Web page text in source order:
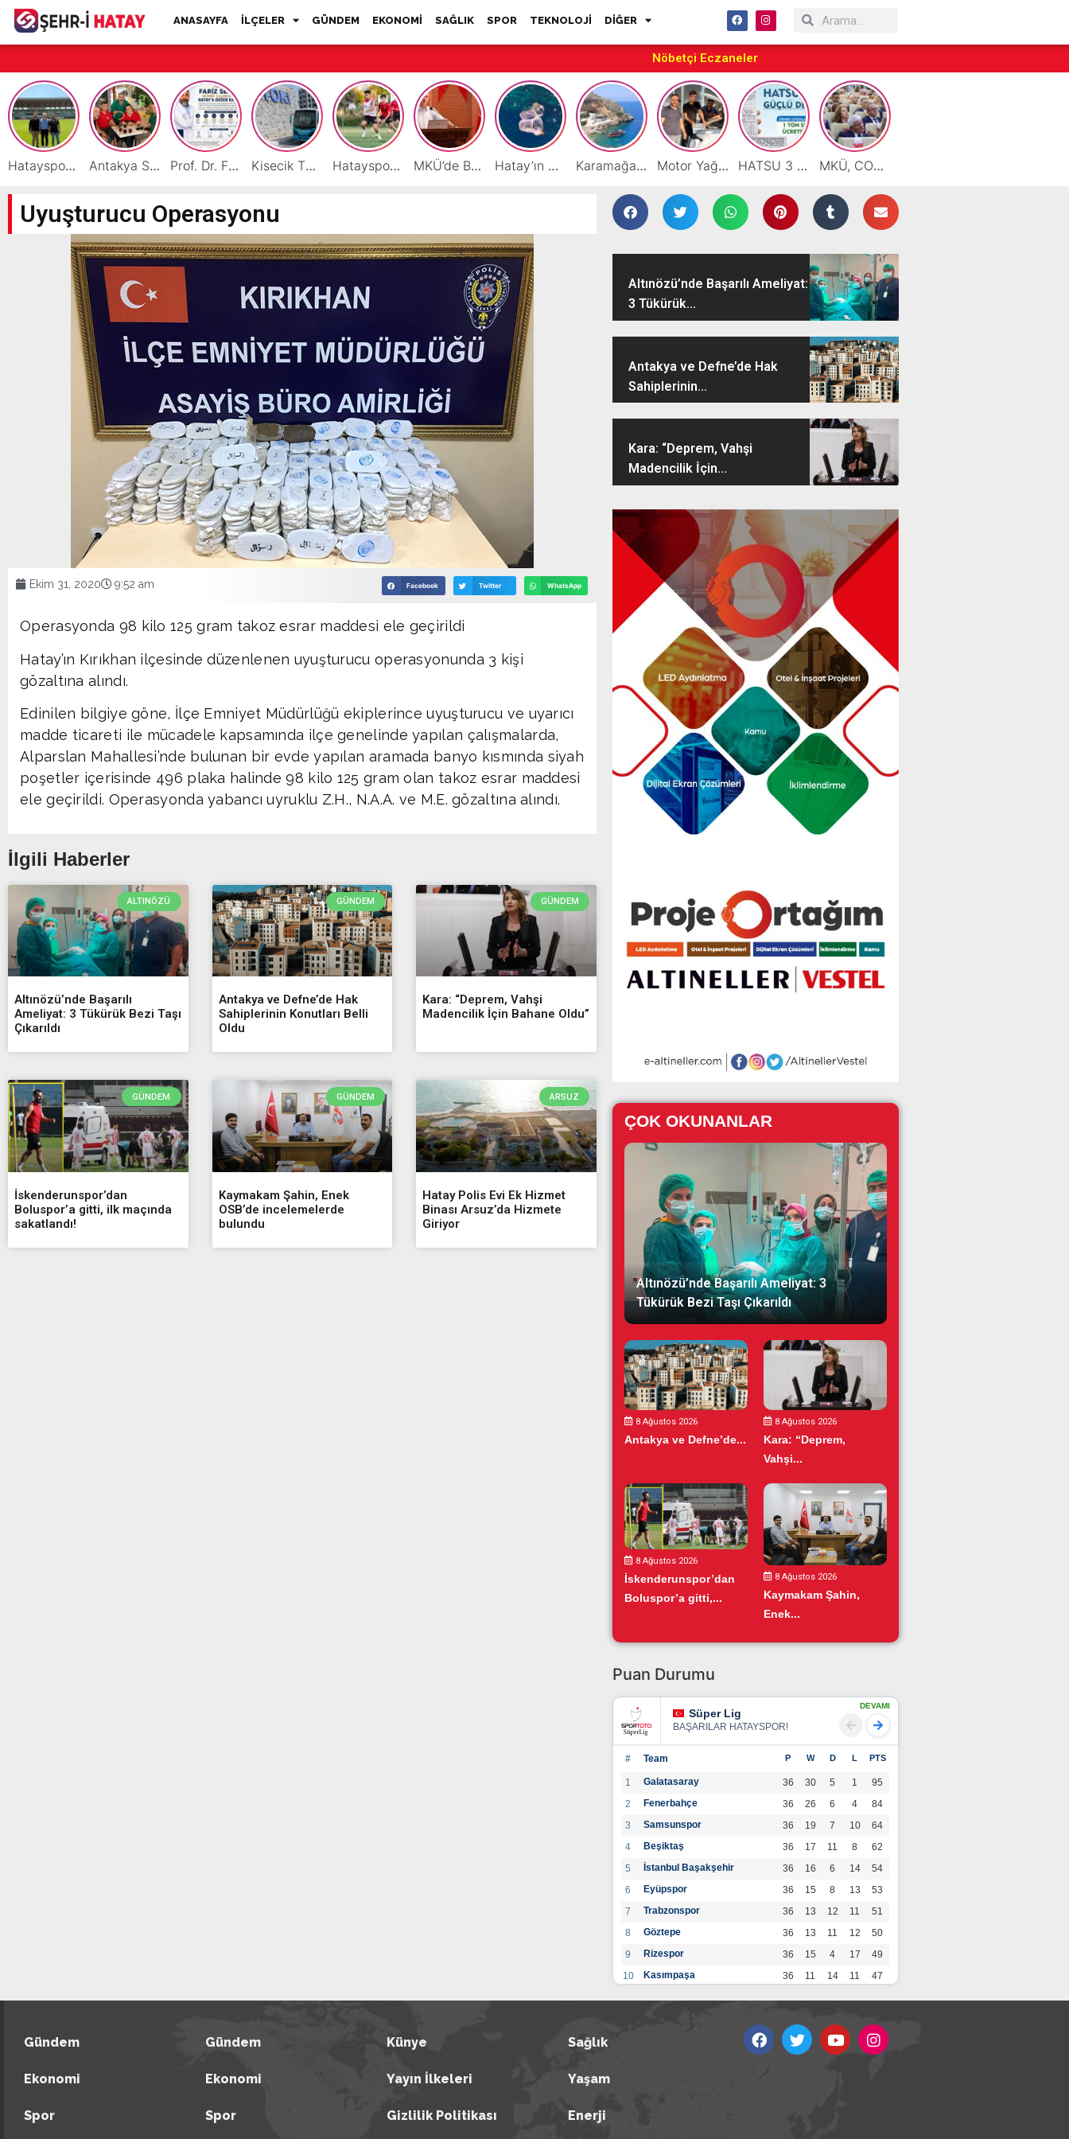
ANASAYFA İLÇELER GÜNDEM EKONOMİ SAĞLIK SPOR TEKNOLOJİ DİĞER
Nöbetçi Eczaneler
Hatayspor İç Saha Maçlarını Reyhanlı’da Oynamaya Hazırlanıyor Antakya Simidi Türkiye’nin Lezzet Zirvesinde Prof. Dr. Fariz Selimli, Uluslararası Başarılarıyla Hatay’a Değer Katıyor Kisecik TOKİ’lere Toplu Ulaşım Hizmeti Başladı Hatayspor’daki büyük kriz gençler için büyük bir fırsat MKÜ’de BAP ve TÜBİTAK 1001 Projeleri Masaya Yatırıldı Hatay’ın Deniz ve Sahillerini Kirleten Tesislere Ceza Yağdı! Karamağara Koyu Doğu Akdeniz’in Turizm Yıldızı Oluyor Motor Yağı ve Aküde Güvenilir Hizmet Antakya’da Başladı HATSU 3 İlçede Ağustos Ayı Faturalarında Bir Ton Suyu Ücretsiz Tanımladı MKÜ, COP31 Hazırlık Sürecinde Bilim Diplomasisine Katkı Sunacak
Uyuşturucu Operasyonu
Ekim 31, 2020 9:52 am Facebook Twitter WhatsApp
Operasyonda 98 kilo 125 gram takoz esrar maddesi ele geçirildi
Hatay’ın Kırıkhan ilçesinde düzenlenen uyuşturucu operasyonunda 3 kişi
gözaltına alındı.
Edinilen bilgiye göne, İlçe Emniyet Müdürlüğü ekiplerince uyuşturucu ve uyarıcı
madde ticareti ile mücadele kapsamında ilçe genelinde yapılan çalışmalarda,
Alparslan Mahallesi’nde bulunan bir evde yapılan aramada banyo kısmında siyah
poşetler içerisinde 496 plaka halinde 98 kilo 125 gram olan takoz esrar maddesi
ele geçirildi. Operasyonda yabancı uyruklu Z.H., N.A.A. ve M.E. gözaltına alındı.
İlgili Haberler
ALTINÖZÜ
Altınözü’nde Başarılı
Ameliyat: 3 Tükürük Bezi Taşı
Çıkarıldı
GÜNDEM
Antakya ve Defne’de Hak
Sahiplerinin Konutları Belli
Oldu
GÜNDEM
Kara: “Deprem, Vahşi
Madencilik İçin Bahane Oldu”
GÜNDEM
İskenderunspor’dan
Boluspor’a gitti, ilk maçında
sakatlandı!
GÜNDEM
Kaymakam Şahin, Enek
OSB’de incelemelerde
bulundu
ARSUZ
Hatay Polis Evi Ek Hizmet
Binası Arsuz’da Hizmete
Giriyor
Altınözü’nde Başarılı Ameliyat:
3 Tükürük...
Antakya ve Defne’de Hak
Sahiplerinin...
Kara: “Deprem, Vahşi
Madencilik İçin...
ÇOK OKUNANLAR
Altınözü’nde Başarılı Ameliyat: 3
Tükürük Bezi Taşı Çıkarıldı
8 Ağustos 2026
Antakya ve Defne’de...
8 Ağustos 2026
Kara: “Deprem,
Vahşi...
8 Ağustos 2026
İskenderunspor’dan
Boluspor’a gitti,...
8 Ağustos 2026
Kaymakam Şahin,
Enek...
Puan Durumu
Süper Lig
BAŞARILAR HATAYSPOR!
DEVAMI
# Team P W D L PTS
1 Galatasaray 36 30 5 1
95
2
Fenerbahçe 36 26 6 4
84
3
Samsunspor 36 19 7 10
64
4
Beşiktaş 36 17 11 8
62
5
İstanbul Başakşehir 36 16 6 14
54
6
Eyüpspor 36 15 8 13
53
7
Trabzonspor 36 13 12 11
51
8
Göztepe 36 13 11 12
50
9
Rizespor 36 15 4 17
49
10
Kasımpaşa 36 11 14 11
47
36 12 9 15
45
Gündem
Ekonomi
Spor
Gündem
Ekonomi
Spor
Künye
Yayın İlkeleri
Gizlilik Politikası
Sağlık
Yaşam
Enerji